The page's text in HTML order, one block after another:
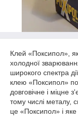
Клей «Поксипол»,
холодної
широкого спектра
клею «Поксипол»
довговічне і міцне
тому числі металу,
це «Поксипол» і